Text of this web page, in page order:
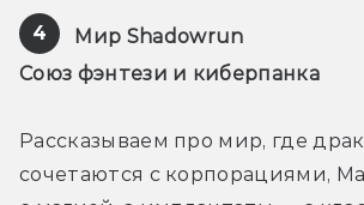
4
Мир Shadowrun
Союз фэнтези и киберпанка
Рассказываем про мир, где
сочетаются с корпорациями,